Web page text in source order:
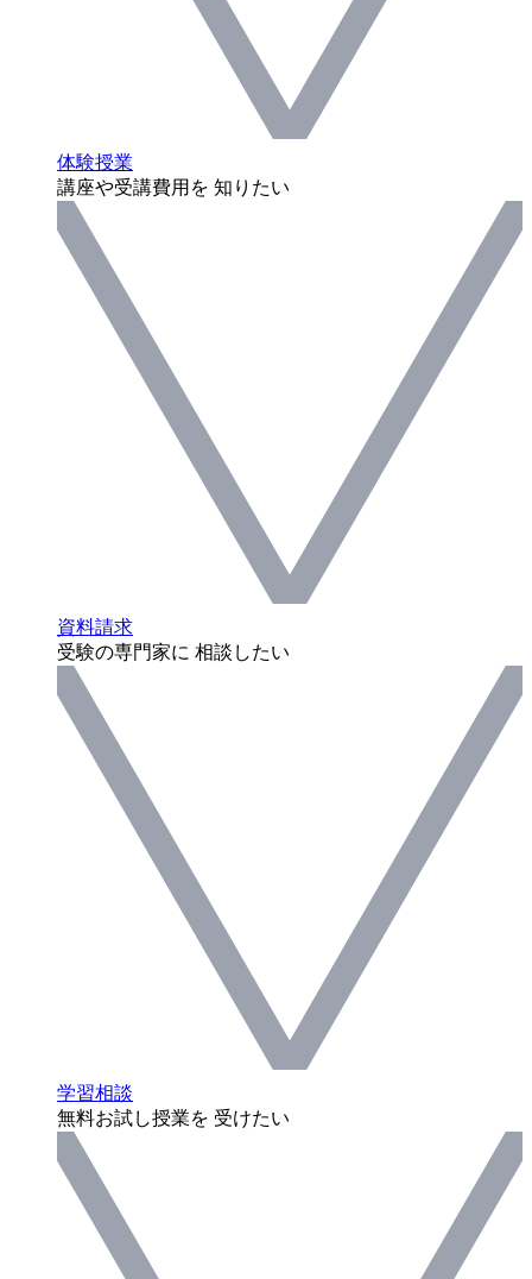
体験授業
講座や受講費用を 知りたい
資料請求
受験の専門家に 相談したい
学習相談
無料お試し授業を 受けたい